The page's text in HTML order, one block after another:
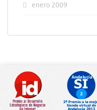
enero 2009